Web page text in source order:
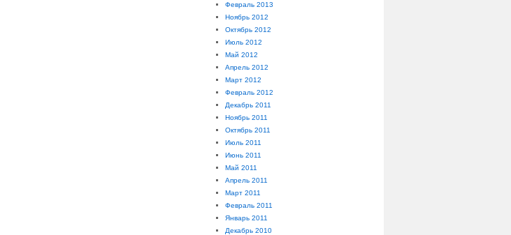
Февраль 2013
Ноябрь 2012
Октябрь 2012
Июль 2012
Май 2012
Апрель 2012
Март 2012
Февраль 2012
Декабрь 2011
Ноябрь 2011
Октябрь 2011
Июль 2011
Июнь 2011
Май 2011
Апрель 2011
Март 2011
Февраль 2011
Январь 2011
Декабрь 2010